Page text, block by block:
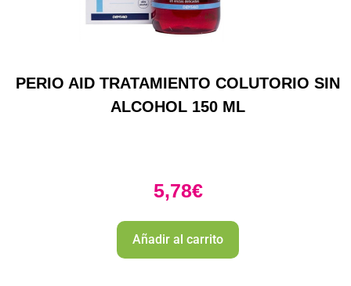
PERIO AID TRATAMIENTO COLUTORIO SIN
ALCOHOL 150 ML
5,78€
Añadir al carrito